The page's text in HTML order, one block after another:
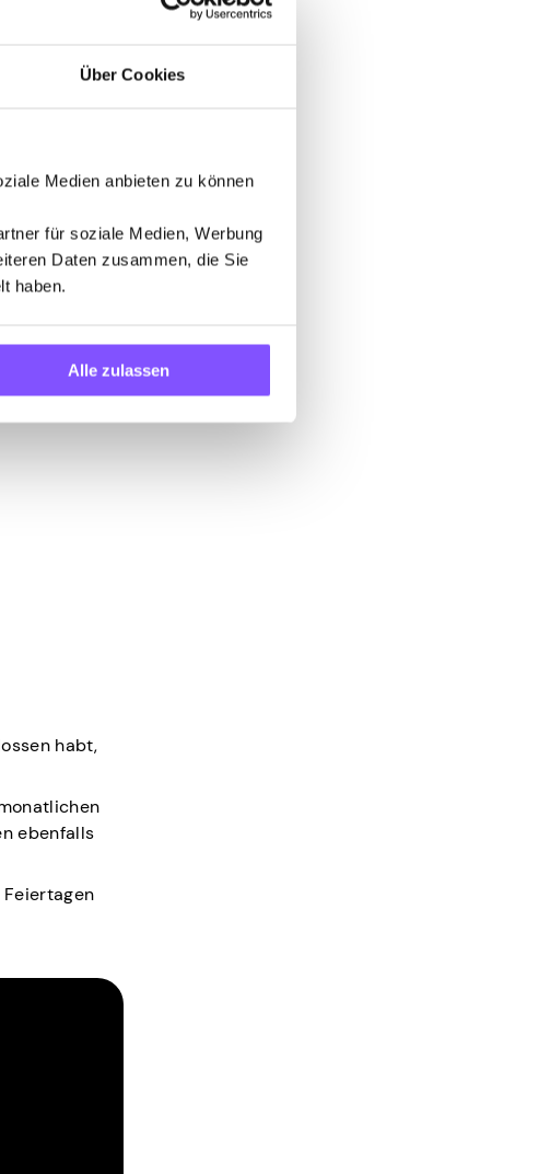
Über Cookies
Medien anbieten zu können
für soziale Medien, Werbung
Daten zusammen, die Sie
haben.
Alle zulassen
habt,
ebenfalls